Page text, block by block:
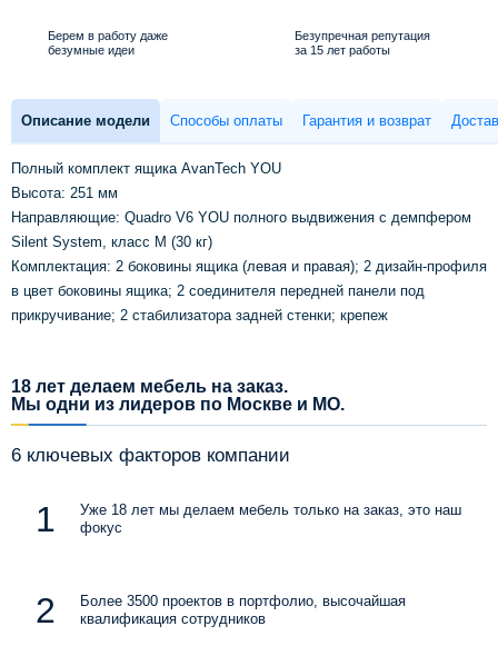
Берем в работу даже
безумные идеи
Безупречная репутация
за 15 лет работы
Описание модели Способы оплаты Гарантия и возврат
Полный комплект ящика AvanTech YOU
Высота: 251 мм
Направляющие: Quadro V6 YOU полного выдвижения с демпфером
Silent System, класс M (30 кг)
Комплектация: 2 боковины ящика (левая и правая); 2 дизайн-профиля
в цвет боковины ящика; 2 соединителя передней панели под
прикручивание; 2 стабилизатора задней стенки; крепеж
18 лет делаем мебель на заказ.
Мы одни из лидеров по Москве и МО.
6 ключевых факторов компании
Уже 18 лет мы делаем мебель только на заказ, это наш
фокус
Более 3500 проектов в портфолио, высочайшая
квалификация сотрудников